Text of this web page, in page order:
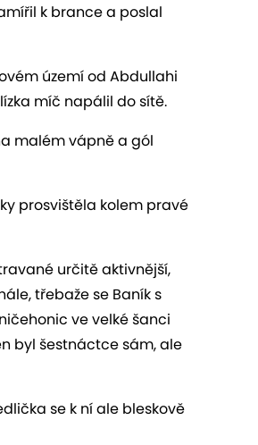
k brance a poslal
území od Abdullahi
míč napálil do sítě.
malém vápně a gól
prosvištěla kolem pravé
určitě aktivnější,
třebaže se Baník s
ve velké šanci
byl šestnáctce sám, ale
se k ní ale bleskově